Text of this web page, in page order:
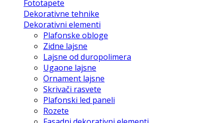
Fototapete
Dekorativne tehnike
Dekorativni elementi
Plafonske obloge
Zidne lajsne
Lajsne od duropolimera
Ugaone lajsne
Ornament lajsne
Skrivači rasvete
Plafonski led paneli
Rozete